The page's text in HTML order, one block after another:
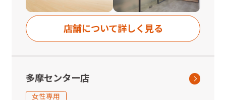
店舗について詳しく見る
多摩センター店
女性専用